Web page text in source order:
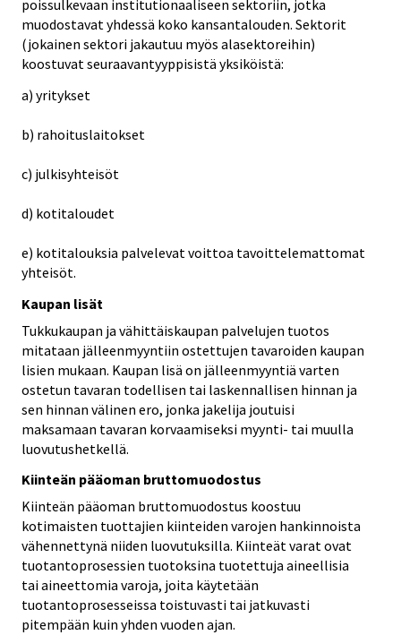
poissulkevaan institutionaaliseen sektoriin, jotka
muodostavat yhdessä koko kansantalouden. Sektorit
(jokainen sektori jakautuu myös alasektoreihin)
koostuvat seuraavantyyppisistä yksiköistä:
a) yritykset
b) rahoituslaitokset
c) julkisyhteisöt
d) kotitaloudet
e) kotitalouksia palvelevat voittoa tavoittelemattomat
yhteisöt.
Kaupan lisät
Tukkukaupan ja vähittäiskaupan palvelujen tuotos
mitataan jälleenmyyntiin ostettujen tavaroiden kaupan
lisien mukaan. Kaupan lisä on jälleenmyyntiä varten
ostetun tavaran todellisen tai laskennallisen hinnan ja
sen hinnan välinen ero, jonka jakelija joutuisi
maksamaan tavaran korvaamiseksi myynti- tai muulla
luovutushetkellä.
Kiinteän pääoman bruttomuodostus
Kiinteän pääoman bruttomuodostus koostuu
kotimaisten tuottajien kiinteiden varojen hankinnoista
vähennettynä niiden luovutuksilla. Kiinteät varat ovat
tuotantoprosessien tuotoksina tuotettuja aineellisia
tai aineettomia varoja, joita käytetään
tuotantoprosesseissa toistuvasti tai jatkuvasti
pitempään kuin yhden vuoden ajan.